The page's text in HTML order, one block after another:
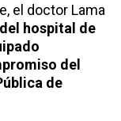
el doctor Lama
hospital de
del
de